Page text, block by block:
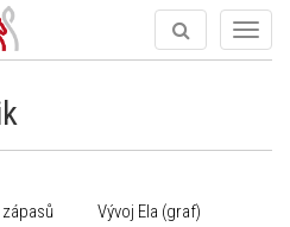
Vývoj Ela (graf)